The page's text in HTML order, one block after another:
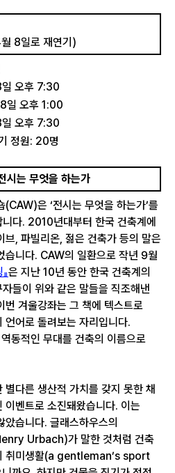
8일로 재연기)
오후 7:30
일 오후 1:00
오후 7:30
정원: 20명
시는 무엇을 하는가
은 ‘전시는 무엇을 하는가’를
다. 2010년대부터 한국 건축계에
브, 파빌리온, 젊은 건축가 등의 말은
습니다. CAW의 일환으로 작년 9월
은 지난 10년 동안 한국 건축계의
들이 위와 같은 말들을 직조해낸
번 겨울강좌는 그 책에 텍스트로
언어로 돌려보는 자리입니다.
동적인 무대를 건축의 이름으로
별다른 생산적 가치를 갖지 못한 채
이벤트로 소진돼왔습니다. 이는
습니다. 글래스하우스의
Urbach)가 말한 것처럼 건축
취미생활(a gentleman’s sport